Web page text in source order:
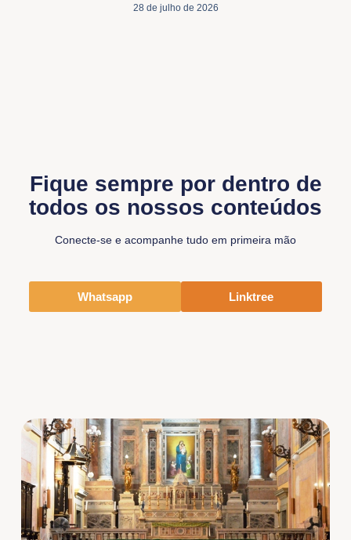
28 de julho de 2026
Fique sempre por dentro de
todos os nossos conteúdos
Conecte-se e acompanhe tudo em primeira mão
Whatsapp Linktree